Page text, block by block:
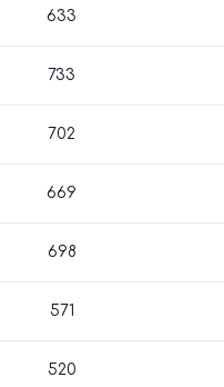
633
733
702
669
698
571
520